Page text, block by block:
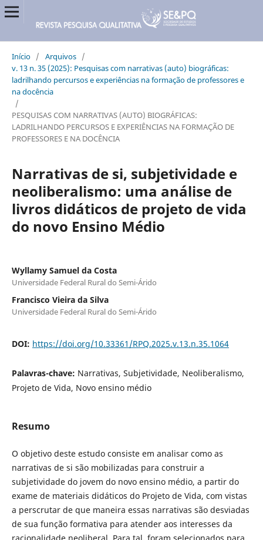
Início / Arquivos /
v. 13 n. 35 (2025): Pesquisas com narrativas (auto) biográficas:
ladrilhando percursos e experiências na formação de professores e
na docência
/
PESQUISAS COM NARRATIVAS (AUTO) BIOGRÁFICAS:
LADRILHANDO PERCURSOS E EXPERIÊNCIAS NA FORMAÇÃO DE
PROFESSORES E NA DOCÊNCIA
Narrativas de si, subjetividade e
neoliberalismo: uma análise de
livros didáticos de projeto de vida
do novo Ensino Médio
Wyllamy Samuel da Costa
Universidade Federal Rural do Semi-Árido
Francisco Vieira da Silva
Universidade Federal Rural do Semi-Árido
DOI: https://doi.org/10.33361/RPQ.2025.v.13.n.35.1064
Palavras-chave: Narrativas, Subjetividade, Neoliberalismo,
Projeto de Vida, Novo ensino médio
Resumo
O objetivo deste estudo consiste em analisar como as
narrativas de si são mobilizadas para construir a
subjetividade do jovem do novo ensino médio, a partir do
exame de materiais didáticos do Projeto de Vida, com vistas
a perscrutar de que maneira essas narrativas são desviadas
de sua função formativa para atender aos interesses da